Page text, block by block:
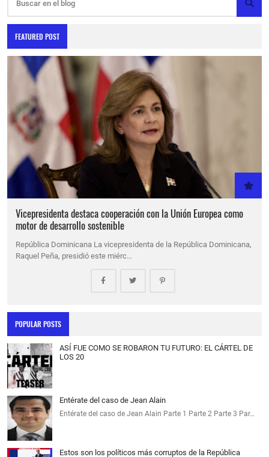
FEATURED POST
Vicepresidenta destaca cooperación con la Unión Europea como
motor de desarrollo sostenible
República Dominicana La vicepresidenta de la República Dominicana,
Raquel Peña, presidió este miérc…
POPULAR POSTS
ASÍ FUE COMO SE ROBARON TU FUTURO: EL CÁRTEL DE
LOS 20
Entérate del caso de Jean Alain
Entérate del caso de Jean Alain Parte 1 Parte 2 Parte 3 Par…
Estos son los políticos más corruptos de la República